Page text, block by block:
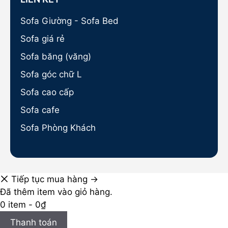
Sofa Giường - Sofa Bed
Sofa giá rẻ
Sofa băng (văng)
Sofa góc chữ L
Sofa cao cấp
Sofa cafe
Sofa Phòng Khách
Tiếp tục mua hàng →
Đã thêm item vào giỏ hàng.
0 item - 0₫
Thanh toán